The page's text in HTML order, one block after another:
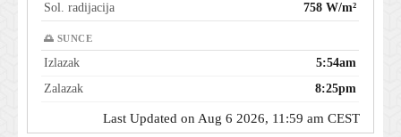
Sol. radijacija
758 W/m²
🌅 SUNCE
Izlazak
5:54am
Zalazak
8:25pm
Last Updated on Aug 6 2026, 11:59 am CEST